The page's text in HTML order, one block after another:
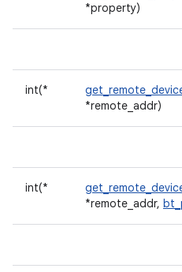
*property)
int(*
*remote_addr)
int(*
*remote_addr,